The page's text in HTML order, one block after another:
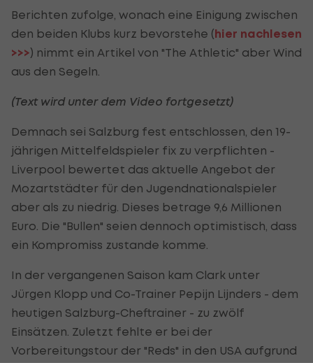
Berichten zufolge, wonach eine Einigung zwischen
den beiden Klubs kurz bevorstehe (hier nachlesen
>>>) nimmt ein Artikel von "The Athletic" aber Wind
aus den Segeln.
(Text wird unter dem Video fortgesetzt)
Demnach sei Salzburg fest entschlossen, den 19-
jährigen Mittelfeldspieler fix zu verpflichten -
Liverpool bewertet das aktuelle Angebot der
Mozartstädter für den Jugendnationalspieler
aber als zu niedrig. Dieses betrage 9,6 Millionen
Euro. Die "Bullen" seien dennoch optimistisch, dass
ein Kompromiss zustande komme.
In der vergangenen Saison kam Clark unter
Jürgen Klopp und Co-Trainer Pepijn Lijnders - dem
heutigen Salzburg-Cheftrainer - zu zwölf
Einsätzen. Zuletzt fehlte er bei der
Vorbereitungstour der "Reds" in den USA aufgrund